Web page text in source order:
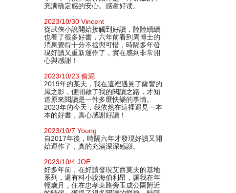
充满确定感的安心。感谢好读。
2023/10/30 Vincent
從武俠小說開始接觸到好讀，陸陸續續
也看了很多好書，六年前看到周博士的
消息覺得十分不捨與可惜，時隔多年發
現好讀又重新運作了，實在感到非常開
心與感謝！
2023/10/23 偷泥
2019年的某天，我在這裡遇見了薩豐的
風之影，便開啟了我的閱讀之路，才知
道原來閱讀是一件多麼快樂的事情。
2023年的今天，我依然在這裡遇見一本
本的好書，真心感謝好讀！
2023/10/7 Young
自2017年後，時隔六年才發現好讀又開
始運作了，真的充滿深深感謝。
2023/10/4 JOE
好多年前，在好讀發現艾西莫夫的基地
系列，還有科小說海伯利昂，讓我在年
輕歲月，住在忠孝東路旁玉成公園附近